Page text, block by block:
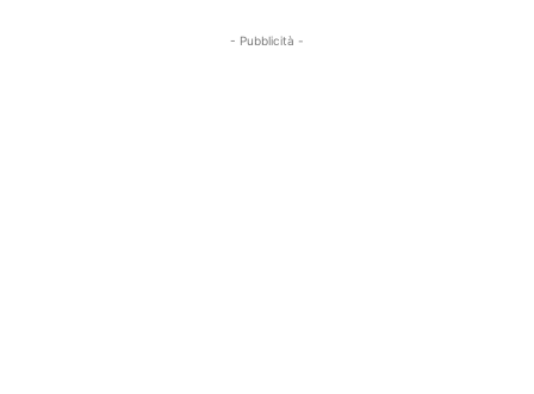
- Pubblicità -